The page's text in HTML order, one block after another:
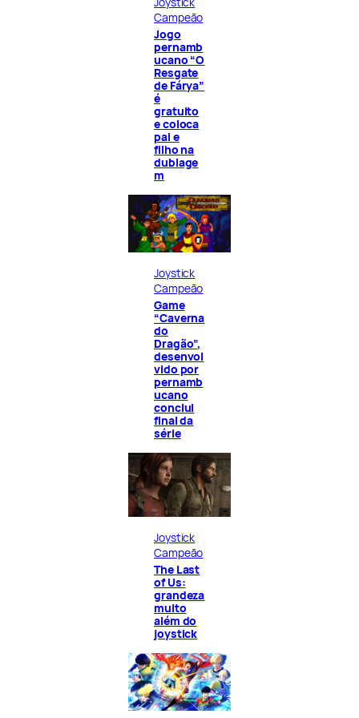
Campeão
Jogo
pernamb
ucano “O
Resgate
de Fárya”
é
gratuito
e coloca
pai e
filho na
dublage
m
Joystick
Campeão
Game
“Caverna
do
Dragão”,
desenvol
vido por
pernamb
ucano
conclui
final da
série
Joystick
Campeão
The Last
of Us:
grandeza
muito
além do
joystick